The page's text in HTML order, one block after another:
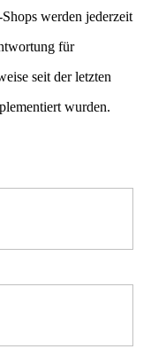
werden jederzeit
für
seit der letzten
wurden.